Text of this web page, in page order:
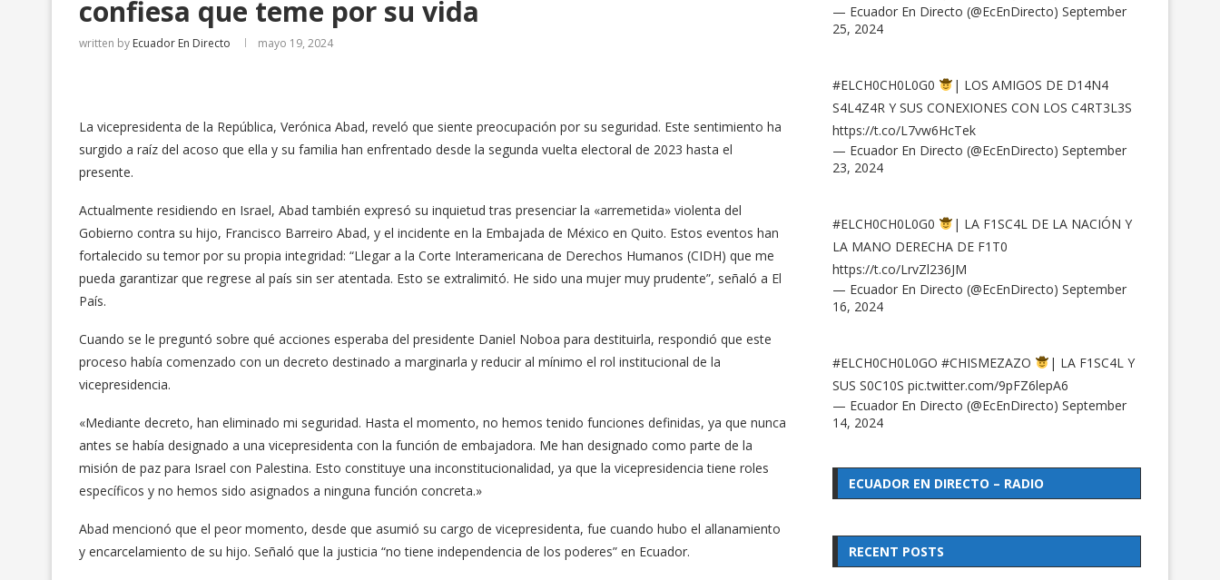
confiesa que teme por su vida
written by Ecuador En Directo mayo 19, 2024
La vicepresidenta de la República, Verónica Abad, reveló que siente preocupación por su seguridad. Este sentimiento ha
surgido a raíz del acoso que ella y su familia han enfrentado desde la segunda vuelta electoral de 2023 hasta el
presente.
Actualmente residiendo en Israel, Abad también expresó su inquietud tras presenciar la «arremetida» violenta del
Gobierno contra su hijo, Francisco Barreiro Abad, y el incidente en la Embajada de México en Quito. Estos eventos han
fortalecido su temor por su propia integridad: “Llegar a la Corte Interamericana de Derechos Humanos (CIDH) que me
pueda garantizar que regrese al país sin ser atentada. Esto se extralimitó. He sido una mujer muy prudente”, señaló a El
País.
Cuando se le preguntó sobre qué acciones esperaba del presidente Daniel Noboa para destituirla, respondió que este
proceso había comenzado con un decreto destinado a marginarla y reducir al mínimo el rol institucional de la
vicepresidencia.
«Mediante decreto, han eliminado mi seguridad. Hasta el momento, no hemos tenido funciones definidas, ya que nunca
antes se había designado a una vicepresidenta con la función de embajadora. Me han designado como parte de la
misión de paz para Israel con Palestina. Esto constituye una inconstitucionalidad, ya que la vicepresidencia tiene roles
específicos y no hemos sido asignados a ninguna función concreta.»
Abad mencionó que el peor momento, desde que asumió su cargo de vicepresidenta, fue cuando hubo el allanamiento
y encarcelamiento de su hijo. Señaló que la justicia “no tiene independencia de los poderes” en Ecuador.
— Ecuador En Directo (@EcEnDirecto) September
25, 2024
#ELCH0CH0L0G0
| LOS AMIGOS DE D14N4
S4L4Z4R Y SUS CONEXIONES CON LOS C4RT3L3S
https://t.co/L7vw6HcTek
— Ecuador En Directo (@EcEnDirecto) September
23, 2024
#ELCH0CH0L0G0
| LA F1SC4L DE LA NACIÓN Y
LA MANO DERECHA DE F1T0
https://t.co/LrvZl236JM
— Ecuador En Directo (@EcEnDirecto) September
16, 2024
#ELCH0CH0L0GO #CHISMEZAZO
| LA F1SC4L Y
SUS S0C10S pic.twitter.com/9pFZ6lepA6
— Ecuador En Directo (@EcEnDirecto) September
14, 2024
ECUADOR EN DIRECTO – RADIO
RECENT POSTS